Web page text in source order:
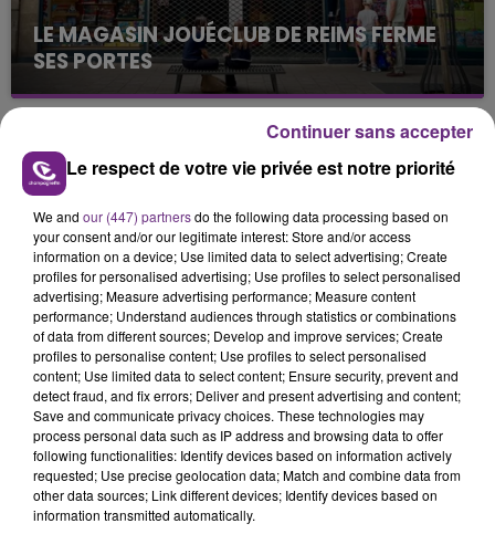
LE MAGASIN JOUÉCLUB DE REIMS FERME
SES PORTES
C'était l'une des institutions du centre-ville
rémois. Le magasin JouéClub est contraint de
TITRES DIFFUSÉS
16h49
16h49
OLIVIA DEAN
So Easy (to Fall In Love)
16h42
16h42
GIMS
Est-Ce Que Tu M'aimes ?
16h39
16h39
Le respect de votre vie privée est notre priorité
We and our (447) partnersdo the following data processing based on
your consent and/or our legitimate interest: Store and/or access
information on a device; Use limited data to select advertising; Create
profiles for personalised advertising; Use profiles to select personalised
advertising; Measure advertising performance; Measure content
performance; Understand audiences through statistics or combinations
of data from different sources; Develop and improve services; Create
profiles to personalise content; Use profiles to select personalised
content; Use limited data to select content; Ensure security, prevent and
detect fraud, and fix errors; Deliver and present advertising and content;
Save and communicate privacy choices. These technologies may
process personal data such as IP address and browsing data to offer
following functionalities: Identify devices based on information actively
requested; Use precise geolocation data; Match and combine data from
other data sources; Link different devices; Identify devices based on
information transmitted automatically.
Continuer sans accepter